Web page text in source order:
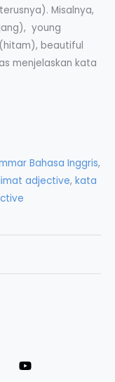
Misalnya,
young
beautiful
menjelaskan kata
Bahasa Inggris,
adjective, kata